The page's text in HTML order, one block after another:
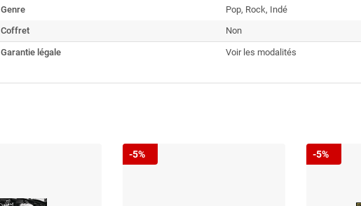
Genre
Pop, Rock, Indé
Coffret
Non
Garantie légale Voir les modalités
-5% -5%